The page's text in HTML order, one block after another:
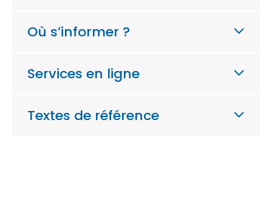
Où s’informer ?
Services en ligne
Textes de référence